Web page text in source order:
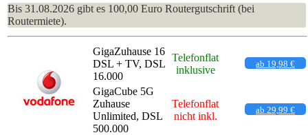
Bis 31.08.2026 gibt es 100,00 Euro Routergutschrift (bei
Routermiete).
GigaZuhause 16
DSL + TV, DSL
16.000
Telefonflat
inklusive
ab 19,98 €
GigaCube 5G
Zuhause
Unlimited, DSL
500.000
Telefonflat
nicht inkl.
ab 29,99 €